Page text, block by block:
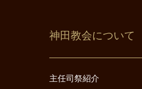
神田教会について
主任司祭紹介